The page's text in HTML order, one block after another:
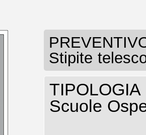
Stipite
Scuole